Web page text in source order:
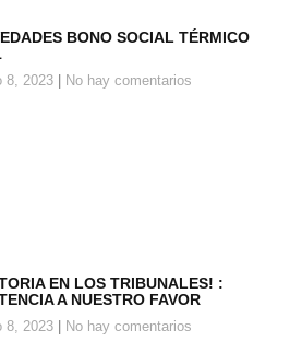
BONO SOCIAL TÉRMICO
8, 2023 No hay comentarios
EN LOS TRIBUNALES! :
A NUESTRO FAVOR
8, 2023 No hay comentarios